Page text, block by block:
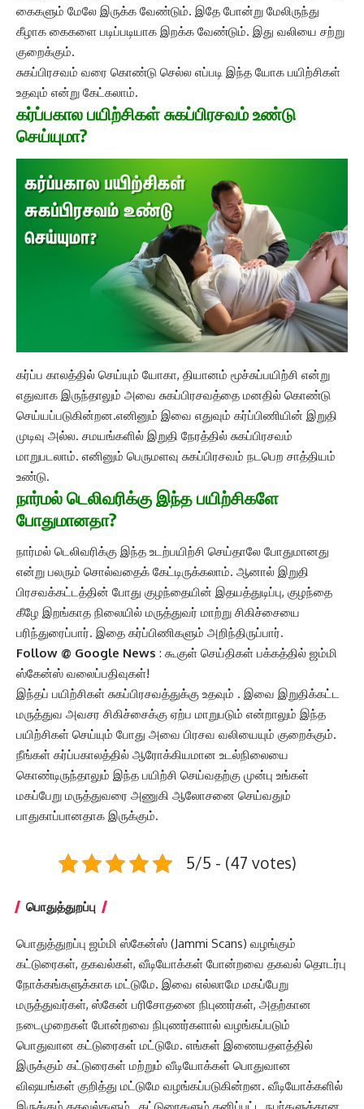
கைகளும் மேலே இருக்க வேண்டும். இதே போன்று மேலிருந்து
கீழாக கைகளை படிப்படியாக இறக்க வேண்டும். இது வலியை சற்று
குறைக்கும்.
சுகப்பிரசவம் வரை கொண்டு செல்ல எப்படி இந்த யோக பயிற்சிகள்
உதவும் என்று கேட்கலாம்.
கர்ப்பகால பயிற்சிகள் சுகப்பிரசவம் உண்டு
செய்யுமா?
கர்ப்ப காலத்தில் செய்யும் யோகா, தியானம் மூச்சுப்பயிற்சி என்று
எதுவாக இருந்தாலும் அவை சுகப்பிரசவத்தை மனதில் கொண்டு
செய்யப்படுகின்றன.எனினும் இவை எதுவும் கர்ப்பிணியின் இறுதி
முடிவு அல்ல. சமயங்களில் இறுதி நேரத்தில் சுகப்பிரசவம்
மாறுபடலாம். எனினும் பெருமளவு சுகப்பிரசவம் நடபெற சாத்தியம்
உண்டு.
நார்மல் டெலிவரிக்கு இந்த பயிற்சிகளே
போதுமானதா?
நார்மல் டெலிவரிக்கு இந்த உடற்பயிற்சி செய்தாலே போதுமானது
என்று பலரும் சொல்வதைக் கேட்டிருக்கலாம். ஆனால் இறுதி
பிரசவக்கட்டத்தின் போது குழந்தையின் இதயத்துடிப்பு, குழந்தை
கீழே இறங்காத நிலையில் மருத்துவர் மாற்று சிகிச்சையை
பரிந்துரைப்பார். இதை கர்ப்பிணிகளும் அறிந்திருப்பார்.
Follow @ Google News : கூகுள் செய்திகள் பக்கத்தில் ஜம்மி
ஸ்கேன்ஸ் வலைப்பதிவுகள்!
இந்தப் பயிற்சிகள் சுகப்பிரசவத்துக்கு உதவும் . இவை இறுதிக்கட்ட
மருத்துவ அவசர சிகிச்சைக்கு ஏற்ப மாறுபடும் என்றாலும் இந்த
பயிற்சிகள் செய்யும் போது அவை பிரசவ வலியையும் குறைக்கும்.
நீங்கள் கர்ப்பகாலத்தில் ஆரோக்கியமான உடல்நிலையை
கொண்டிருந்தாலும் இந்த பயிற்சி செய்வதற்கு முன்பு உங்கள்
மகப்பேறு மருத்துவரை அணுகி ஆலோசனை செய்வதும்
பாதுகாப்பானதாக இருக்கும்.
5/5 - (47 votes)
பொதுத்துறப்பு
பொதுத்துறப்பு ஜம்மி ஸ்கேன்ஸ் (Jammi Scans) வழங்கும்
கட்டுரைகள், தகவல்கள், வீடியோக்கள் போன்றவை தகவல் தொடர்பு
நோக்கங்களுக்காக மட்டுமே. இவை எல்லாமே மகப்பேறு
மருத்துவர்கள், ஸ்கேன் பரிசோதனை நிபுணர்கள், அதற்கான
நடைமுறைகள் போன்றவை நிபுணர்களால் வழங்கப்படும்
பொதுவான கட்டுரைகள் மட்டுமே. எங்கள் இணையதளத்தில்
இருக்கும் கட்டுரைகள் மற்றும் வீடியோக்கள் பொதுவான
விஷயங்கள் குறித்து மட்டுமே வழங்கப்படுகின்றன. வீடியோக்களில்